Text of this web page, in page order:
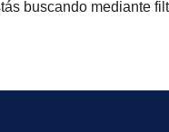
buscando mediante